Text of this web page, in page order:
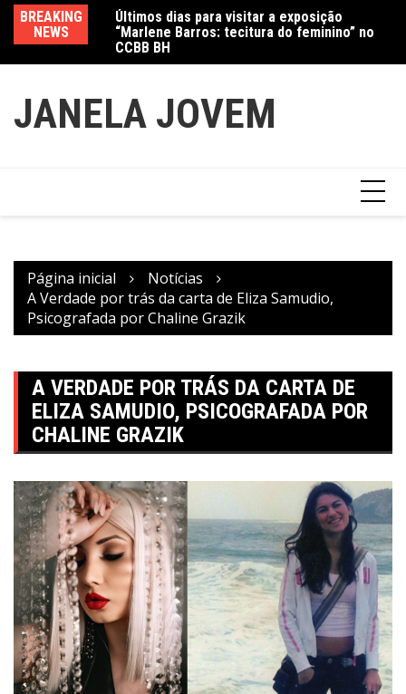
conteúdo
BREAKING
NEWS
“Marlene Barros: tecitura do feminino” no
CCBB BH
Amanda Mangili transforma beleza e
inclusão em conexão real nas redes
JANELA JOVEM
Página inicial
Notícias
A Verdade por trás da carta de Eliza Samudio,
Psicografada por Chaline Grazik
A VERDADE POR TRÁS DA CARTA DE
ELIZA SAMUDIO, PSICOGRAFADA POR
CHALINE GRAZIK